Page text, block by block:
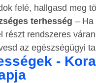
felé, hallgasd meg
terhesség – Ha
részt rendszeres
az egészségügyi
-